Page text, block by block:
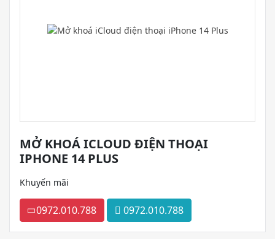
MỞ KHOÁ ICLOUD ĐIỆN THOẠI
IPHONE 14 PLUS
Khuyến mãi
0972.010.788 0972.010.788